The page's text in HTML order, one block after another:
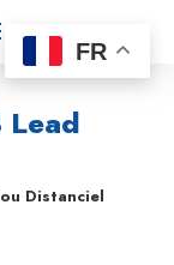
Lead
Distanciel
FR